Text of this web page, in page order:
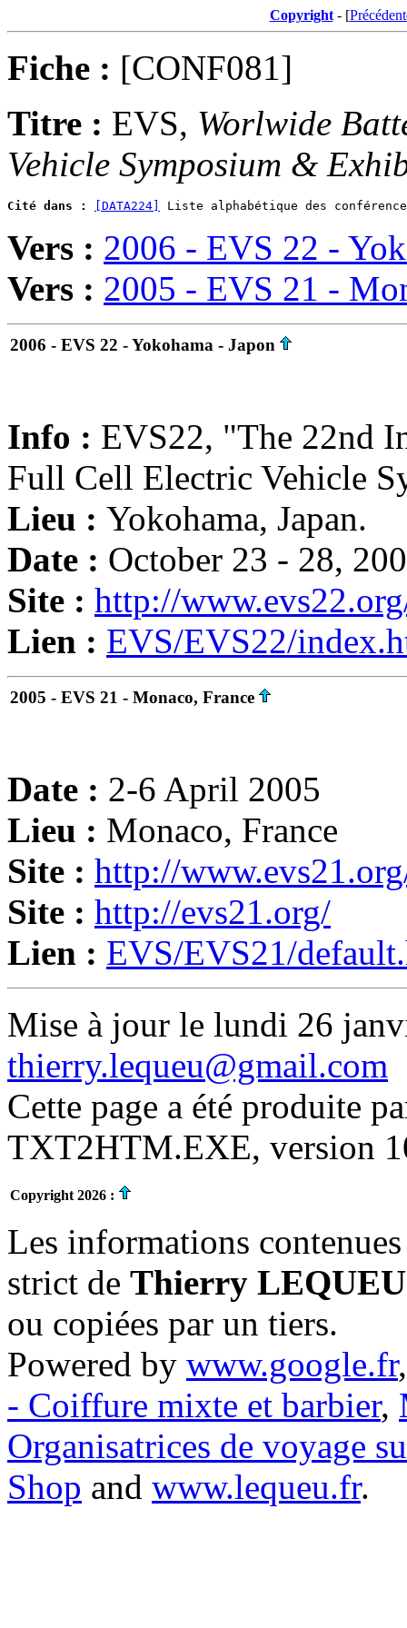
Copyright- [
Fiche : [CONF081]
Titre : EVS, Worlwide
Vehicle Symposium &
Cité dans : [DATA224]
Vers : 2006 - EVS 22 -
Vers : 2005 - EVS 21 -
2006 - EVS 22 - Yokohama - Japon
Info : EVS22, "The 22nd
Full Cell Electric Vehicle
Lieu : Yokohama, Japan.
Date : October 23 - 28,
Site : http://
Lien : EVS/EVS22/
2005 - EVS 21 - Monaco, France
Date : 2-6 April 2005
Lieu : Monaco, France
Site : http://
Site : http://evs21.org/
Lien : EVS/EVS21/
Mise à jour le lundi 26
thierry.lequeu@gmail.com
Cette page a été produite
TXT2HTM.EXE, version
Copyright 2026 :
Les informations
strict de Thierry LEQUEU
ou copiées par un tiers.
Powered by www.google.fr
- Coiffure mixte et barbier,
Organisatrices de voyage
Shop and www.lequeu.fr.